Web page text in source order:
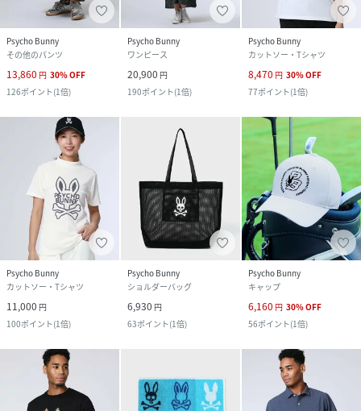
Psycho Bunny
その他のパンツ
13,860 円 30%OFF
126ポイント(1倍)
Psycho Bunny
ワンピース
20,900 円
190ポイント(1倍)
Psycho Bunny
カットソー・Tシャツ
8,470 円 30%OFF
77ポイント(1倍)
Psycho Bunny
カットソー・Tシャツ
11,000 円
100ポイント(1倍)
Psycho Bunny
ショルダーバッグ
6,930 円
63ポイント(1倍)
Psycho Bunny
キャップ
6,160 円 30%OFF
56ポイント(1倍)